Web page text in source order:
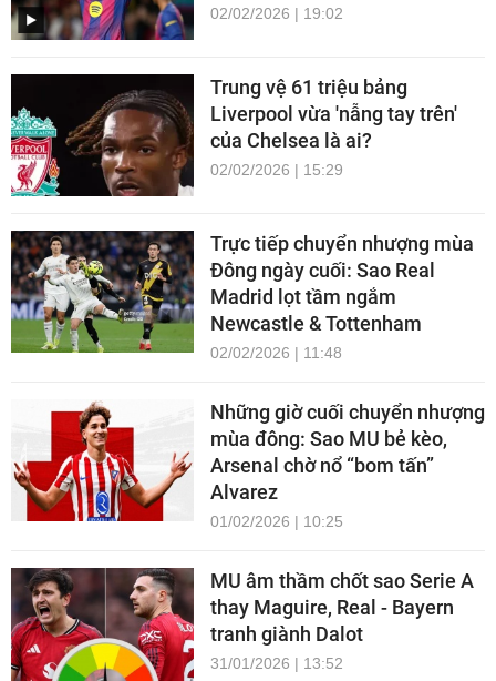
02/02/2026 | 19:02
Trung vệ 61 triệu bảng
Liverpool vừa 'nẫng tay trên'
của Chelsea là ai?
02/02/2026 | 15:29
Trực tiếp chuyển nhượng mùa
Đông ngày cuối: Sao Real
Madrid lọt tầm ngắm
Newcastle & Tottenham
02/02/2026 | 11:48
Những giờ cuối chuyển nhượng
mùa đông: Sao MU bẻ kèo,
Arsenal chờ nổ “bom tấn”
Alvarez
01/02/2026 | 10:25
MU âm thầm chốt sao Serie A
thay Maguire, Real - Bayern
tranh giành Dalot
31/01/2026 | 13:52